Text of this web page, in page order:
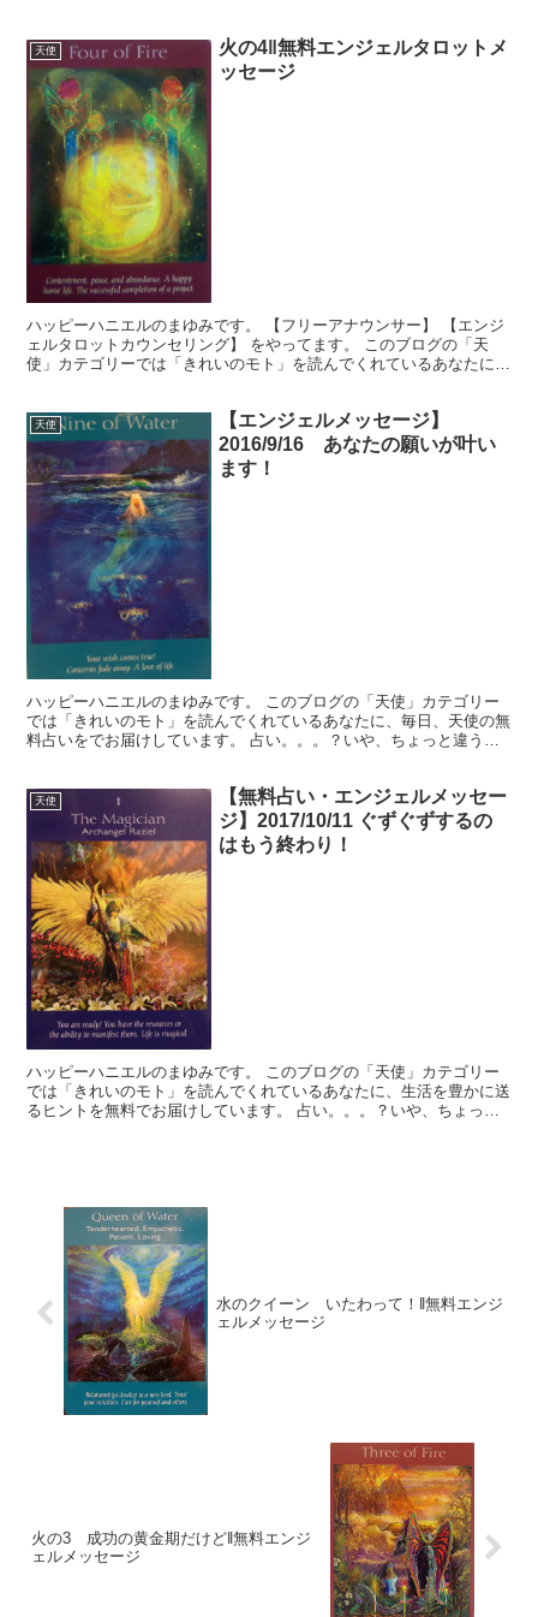
天使
火の4‖無料エンジェルタロットメ
ッセージ
ハッピーハニエルのまゆみです。 【フリーアナウンサー】 【エンジ
ェルタロットカウンセリング】 をやってます。 このブログの「天
使」カテゴリーでは「きれいのモト」を読んでくれているあなたに、
天使
【エンジェルメッセージ】
2016/9/16 あなたの願いが叶い
ます！
ハッピーハニエルのまゆみです。 このブログの「天使」カテゴリー
では「きれいのモト」を読んでくれているあなたに、毎日、天使の無
料占いをでお届けしています。 占い。。。？いや、ちょっと違うか
天使
【無料占い・エンジェルメッセー
ジ】2017/10/11 ぐずぐずするの
はもう終わり！
ハッピーハニエルのまゆみです。 このブログの「天使」カテゴリー
では「きれいのモト」を読んでくれているあなたに、生活を豊かに送
るヒントを無料でお届けしています。 占い。。。？いや、ちょっと
水のクイーン いたわって！‖無料エンジ
ェルメッセージ
火の3 成功の黄金期だけど‖無料エンジ
ェルメッセージ